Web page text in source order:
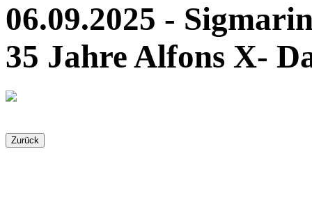
06.09.2025 -
35 Jahre Alfons X-